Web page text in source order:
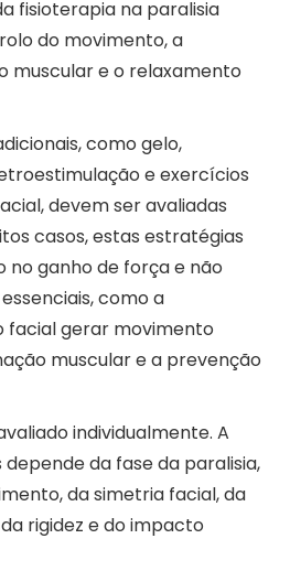
fisioterapia na paralisia
do movimento, a
muscular e o relaxamento
como gelo,
e exercícios
devem ser avaliadas
casos, estas estratégias
ganho de força e não
como a
facial gerar movimento
muscular e a prevenção
individualmente. A
da fase da paralisia,
da simetria facial, da
rigidez e do impacto